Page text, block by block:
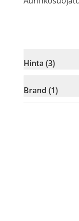
Hinta (3)
Brand (1)